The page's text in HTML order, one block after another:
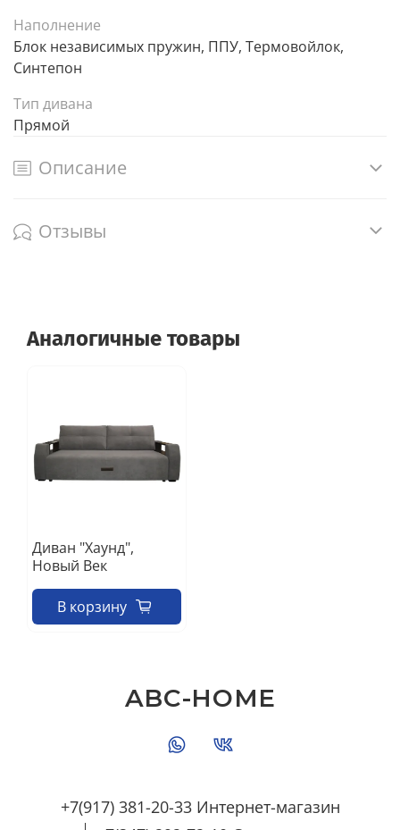
Наполнение
Блок независимых пружин, ППУ, Термовойлок,
Синтепон
Тип дивана
Прямой
Описание
Отзывы
Аналогичные товары
Диван "Хаунд",
Новый Век
В корзину
+7(917) 381-20-33 Интернет-магазин
ABC-HOME